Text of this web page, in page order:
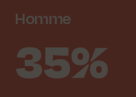
Homme
35%